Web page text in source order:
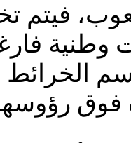
فيتم
وطنية
الخرائط
فوق